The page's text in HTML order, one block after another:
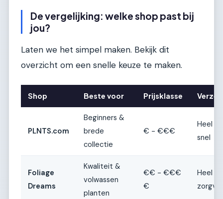
De vergelijking: welke shop past bij
jou?
Laten we het simpel maken. Bekijk dit
overzicht om een snelle keuze te maken.
Shop Beste voor Prijsklasse
PLNTS.com
Beginners &
brede
collectie
€ - €€€
Heel
snel
Foliage
Dreams
Kwaliteit &
volwassen
planten
€€ - €€€
€
Heel